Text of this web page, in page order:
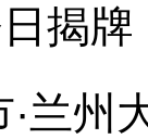
揭牌
兰州